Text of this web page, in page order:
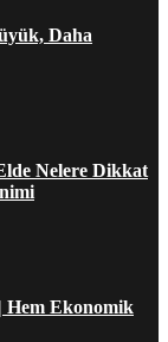
Daha
Nelere Dikkat
Hem Ekonomik